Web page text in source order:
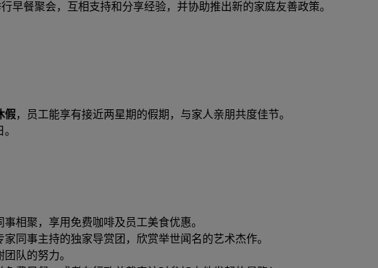
早餐聚会，互相支持和分享经验，并协助推出新的家庭友善政策。
假，员工能享有接近两星期的假期，与家人亲朋共度佳节。
事相聚，享用免费咖啡及员工美食优惠。
家同事主持的独家导赏团，欣赏举世闻名的艺术杰作。
团队的努力。